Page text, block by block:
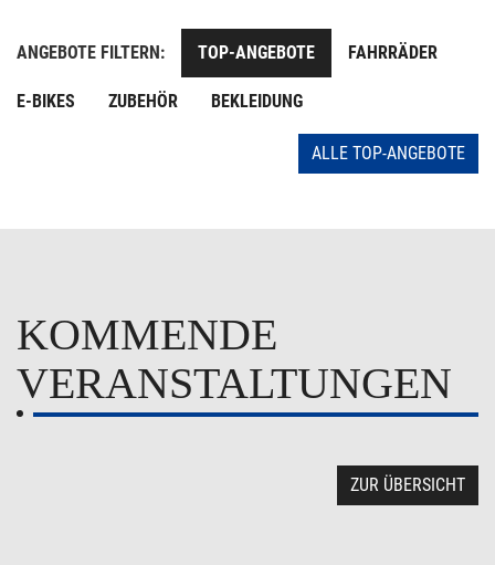
ANGEBOTE FILTERN: TOP-ANGEBOTE FAHRRÄDER
E-BIKES ZUBEHÖR BEKLEIDUNG
ALLE TOP-ANGEBOTE
KOMMENDE
VERANSTALTUNGEN
ZUR ÜBERSICHT